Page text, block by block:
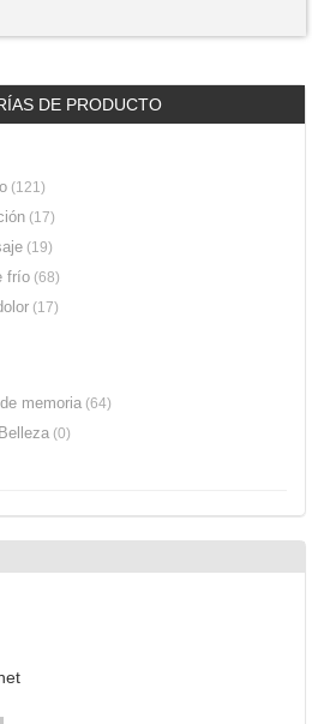
DE PRODUCTO
(121)
(17)
(19)
frío (68)
(17)
memoria (64)
(0)